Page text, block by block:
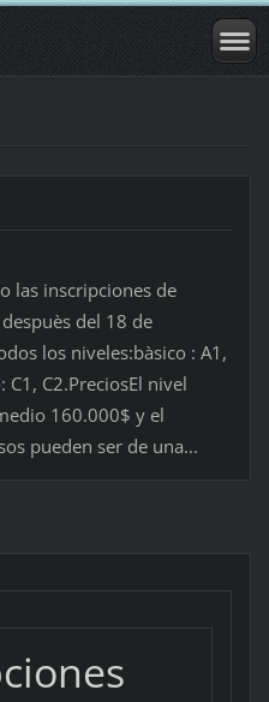
las inscripciones de
del 18 de
los niveles:bàsico : A1,
C2.PreciosEl nivel
160.000$ y el
pueden ser de una...